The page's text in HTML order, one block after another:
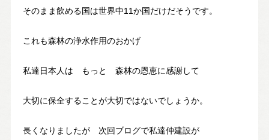
そのまま飲める国は世界中11か国だけだそうです。
これも森林の浄水作用のおかげ
私達日本人は もっと 森林の恩恵に感謝して
大切に保全することが大切ではないでしょうか。
長くなりましたが 次回ブログで私達仲建設が